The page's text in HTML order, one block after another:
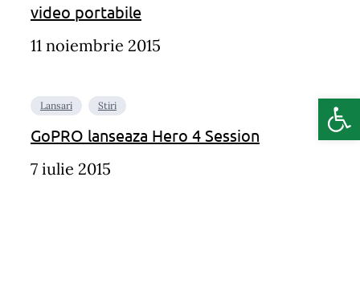
video portabile
11 noiembrie 2015
Lansari Stiri
GoPRO lanseaza Hero 4 Session
7 iulie 2015